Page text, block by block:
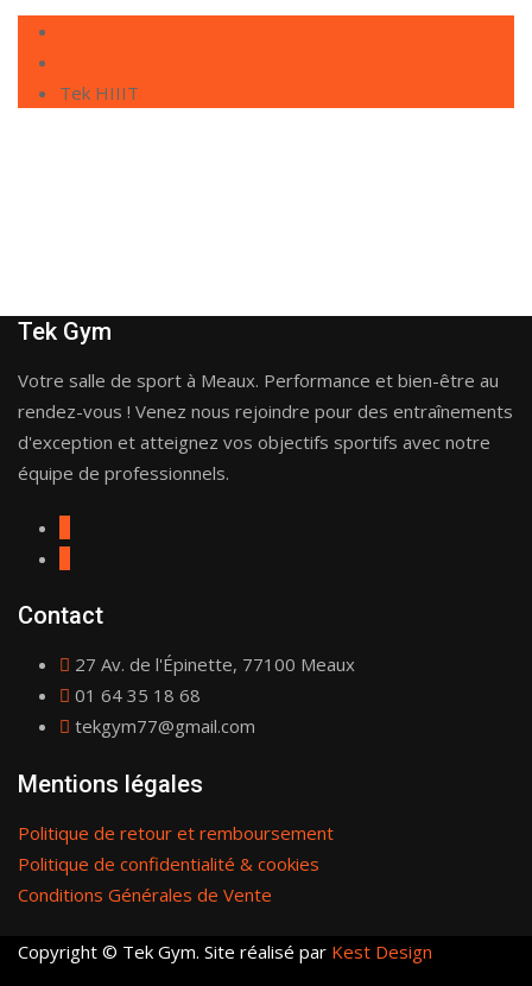
Tek HIIIT
Tek Gym
Votre salle de sport à Meaux. Performance et bien-être au
rendez-vous ! Venez nous rejoindre pour des entraînements
d'exception et atteignez vos objectifs sportifs avec notre
équipe de professionnels.
Contact
27 Av. de l'Épinette, 77100 Meaux
01 64 35 18 68
tekgym77@gmail.com
Mentions légales
Politique de retour et remboursement
Politique de confidentialité & cookies
Conditions Générales de Vente
Copyright © Tek Gym. Site réalisé par Kest Design